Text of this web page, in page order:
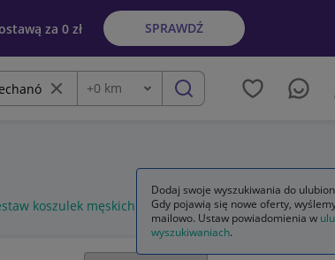
za 0 zł SPRAWDŹ
Wyczyść frazę
Odległość
+0 km szukaj
koszulek męskich
Dodaj swoje wyszukiwania do
Gdy pojawią się nowe oferty,
mailowo. Ustaw powiadomienia w
wyszukiwaniach.